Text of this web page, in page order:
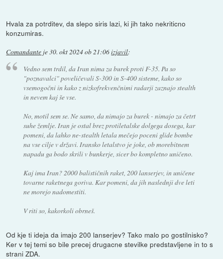
Hvala za potrditev, da slepo siris lazi, ki jih tako nekriticno
konzumiras.
Comandante je30. okt 2024 ob 21:06izjavil:
Vedno sem trdil, da Iran nima za burek proti F-35. Pa so
"poznavalci" poveličevali S-300 in S-400 sisteme, kako so
vsemogočni in kako z nizkofrekvenčnimi radarji zaznajo stealth
in nevem kaj še vse.
No, motil sem se. Ne samo, da nimajo za burek - nimajo za četrt
suhe žemlje. Iran je ostal brez protiletalske dolgega dosega, kar
pomeni, da lahko ne-stealth letala mečejo poceni glide bombe
na vse cilje v državi. Iransko letalstvo je joke, ob morebitnem
napadu ga bodo skrili v bunkerje, sicer bo kompletno uničeno.
Kaj ima Iran? 2000 balističnih raket, 200 lanserjev, in uničene
tovarne raketnega goriva. Kar pomeni, da jih naslednji dve leti
ne morejo nadomestiti.
V riti so, kakorkoli obrneš.
Od kje ti ideja da imajo 200 lanserjev? Tako malo po gostilnisko?
Ker v tej temi so bile precej drugacne stevilke predstavljene in to s
strani ZDA.